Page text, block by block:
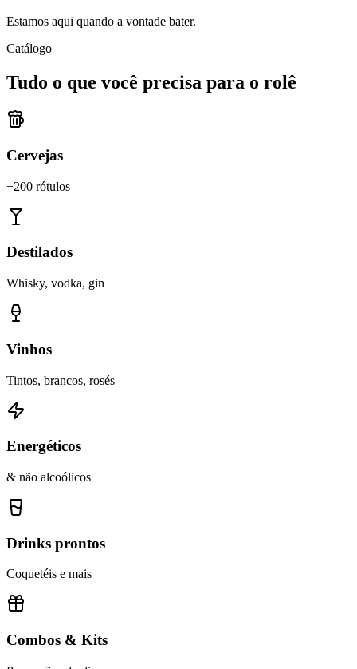
Estamos aqui quando a vontade bater.
Catálogo
Tudo o que você precisa para o rolê
Cervejas
+200 rótulos
Destilados
Whisky, vodka, gin
Vinhos
Tintos, brancos, rosés
Energéticos
& não alcoólicos
Drinks prontos
Coquetéis e mais
Combos & Kits